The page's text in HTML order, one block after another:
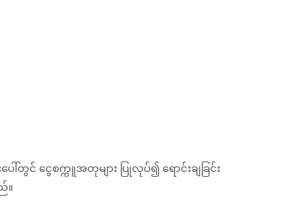
တွင် ငွေစက္ကူအတုများ ပြုလုပ်၍ ရောင်းချခြင်း
။